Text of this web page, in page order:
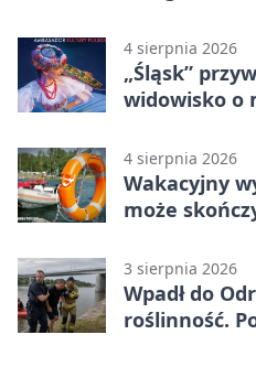
4 sierpnia 2026
„Śląsk”
widowisko o
4 sierpnia 2026
Wakacyjny
może
3 sierpnia 2026
Wpadł do
roślinność.